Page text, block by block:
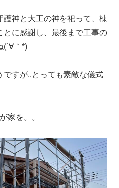
護神と大工の神を祀って、棟
とに感謝し、最後まで工事の
(´∀｀*)
ですが..とっても素敵な儀式
家を。。